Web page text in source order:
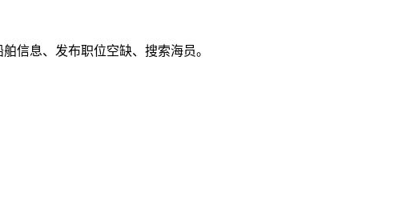
信息、发布职位空缺、搜索海员。